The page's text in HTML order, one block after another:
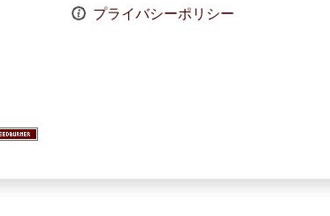
プライバシーポリシー